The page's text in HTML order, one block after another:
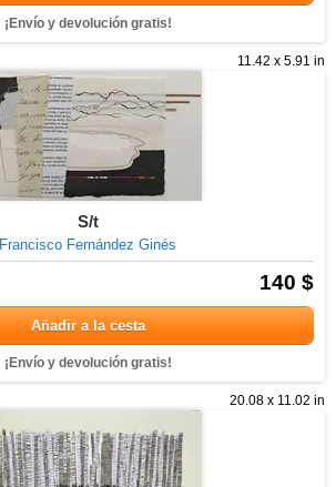
¡Envío y devolución gratis!
11.42 x 5.91 in
S/t
Francisco Fernández Ginés
140 $
Añadir a la cesta
¡Envío y devolución gratis!
20.08 x 11.02 in